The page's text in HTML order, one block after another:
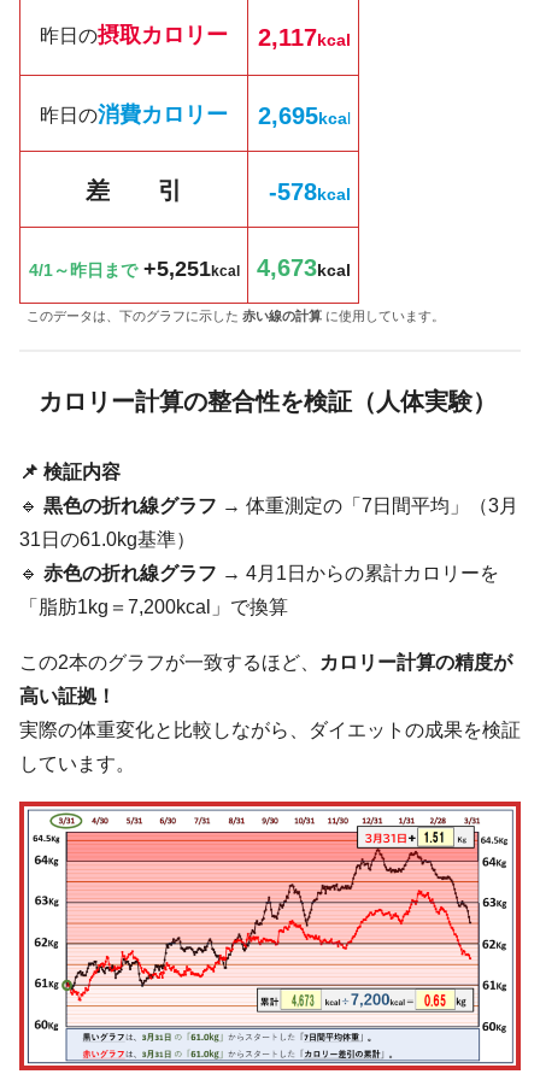
昨日の摂取カロリー 2,117kcal
昨日の消費カロリー 2,695kcal
差 引 -578kcal
4/1～昨日まで +5,251kcal 4,673kcal
このデータは、下のグラフに示した 赤い線の計算 に使用しています。
カロリー計算の整合性を検証（人体実験）
📌 検証内容
🔹 黒色の折れ線グラフ → 体重測定の「7日間平均」（3月
31日の61.0kg基準）
🔹 赤色の折れ線グラフ → 4月1日からの累計カロリーを
「脂肪1kg＝7,200kcal」で換算
この2本のグラフが一致するほど、
カロリー計算の精度が
高い証拠！
実際の体重変化と比較しながら、ダイエットの成果を検証
しています。